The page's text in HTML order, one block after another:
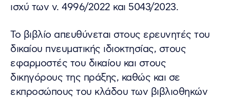
ισχύ των ν. 4996/2022 και 5043/2023.
Το βιβλίο απευθύνεται στους ερευνητές του
δικαίου πνευματικής ιδιοκτησίας, στους
εφαρμοστές του δικαίου και στους
δικηγόρους της πράξης, καθώς και σε
εκπροσώπους του κλάδου των βιβλιοθηκών